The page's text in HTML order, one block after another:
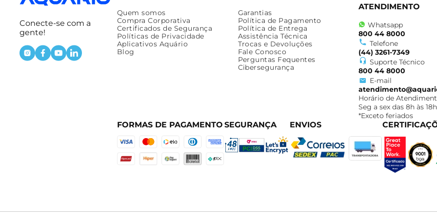
Conecte-se com a
gente!
Quem somos
Compra Corporativa
Certificados de Segurança
Políticas de Privacidade
Aplicativos Aquário
Blog
Garantias
Política de Pagamento
Política de Entrega
Assistência Técnica
Trocas e Devoluções
Fale Conosco
Perguntas Fequentes
Cibersegurança
ATENDIMENTO
Whatsapp
800 44 8000
Telefone
(44) 3261-7349
Suporte Técnico
800 44 8000
E-mail
Horário de
Seg a sex das 8h às 18h
*Exceto feriados
FORMAS DE PAGAMENTO SEGURANÇA ENVIOS